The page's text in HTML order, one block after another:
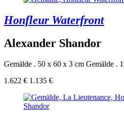
Honfleur Waterfront
Alexander Shandor
Gemälde . 50 x 60 x 3 cm Gemälde .
1.622 € 1.135 €